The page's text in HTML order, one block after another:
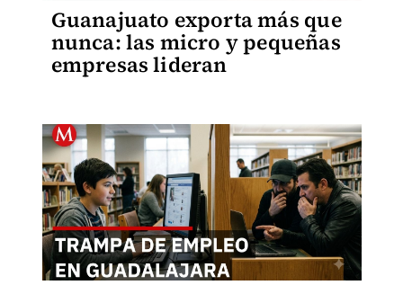
Guanajuato exporta más que
nunca: las micro y pequeñas
empresas lideran